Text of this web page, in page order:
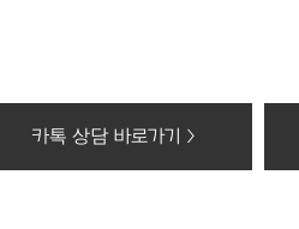
년
재생할 수 없는 기술적 방법을 사용하여 삭제
카톡 상담 바로가기 >